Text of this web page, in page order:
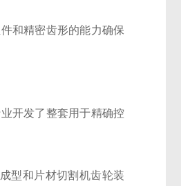
和精密齿形的能力确保
开发了整套用于精确控
型和片材切割机齿轮装